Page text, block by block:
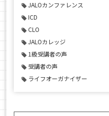
JALOカンファレンス
ICD
CLO
JALOカレッジ
1級受講者の声
受講者の声
ライフオーガナイザー